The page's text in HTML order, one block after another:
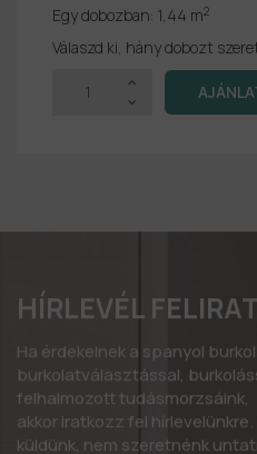
Egy dobozban: 1,44 m2
Válaszd ki, hány dobozt
HÍRLEVÉL
Ha érdekelnek a spanyol
burkolatválasztással,
felhalmozott tudásmorzsáink,
akkor iratkozz fel
küldünk, nem szeretnénk